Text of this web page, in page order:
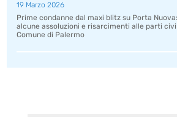
19 Marzo 2026
Prime condanne dal maxi blitz su Porta
alcune assoluzioni e risarcimenti alle parti
Comune di Palermo